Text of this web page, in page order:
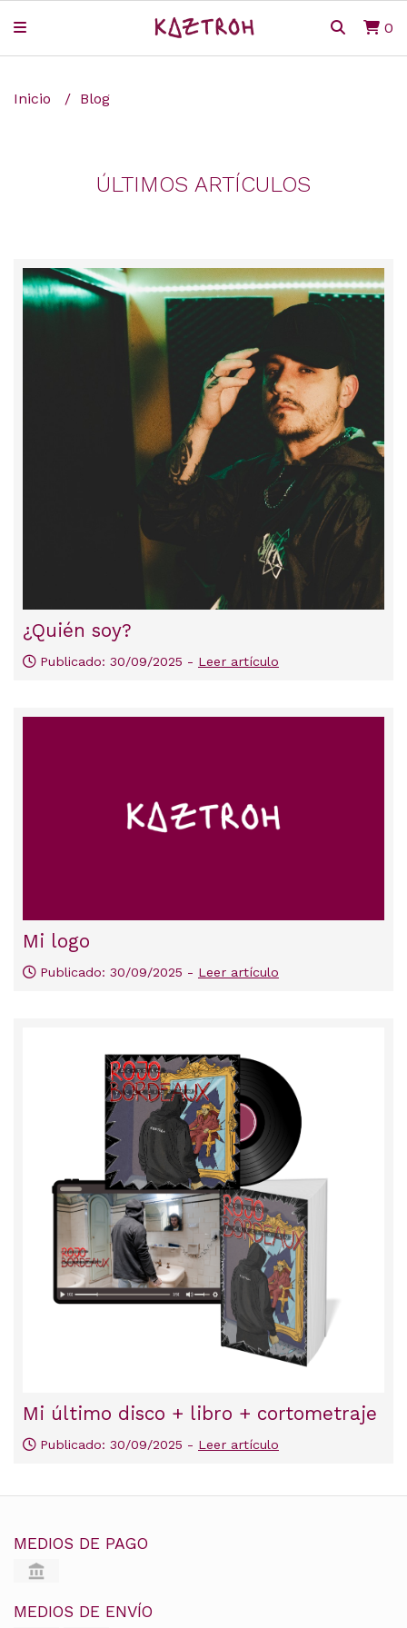
0
Inicio Blog
ÚLTIMOS ARTÍCULOS
¿Quién soy?
Publicado: 30/09/2025 - Leer artículo
Mi logo
Publicado: 30/09/2025 - Leer artículo
Mi último disco + libro + cortometraje
Publicado: 30/09/2025 - Leer artículo
MEDIOS DE PAGO
MEDIOS DE ENVÍO